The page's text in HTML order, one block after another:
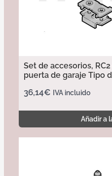
Set de accesorios,
puerta de garaje Tipo
36,14€ IVA incluido
Añadir a